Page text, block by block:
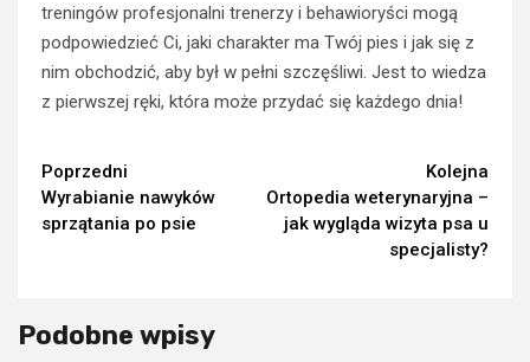
treningów profesjonalni trenerzy i behawioryści mogą
podpowiedzieć Ci, jaki charakter ma Twój pies i jak się z
nim obchodzić, aby był w pełni szczęśliwi. Jest to wiedza
z pierwszej ręki, która może przydać się każdego dnia!
Continue
Reading
Poprzedni
Wyrabianie nawyków
sprzątania po psie
Kolejna
Ortopedia weterynaryjna –
jak wygląda wizyta psa u
specjalisty?
Podobne wpisy